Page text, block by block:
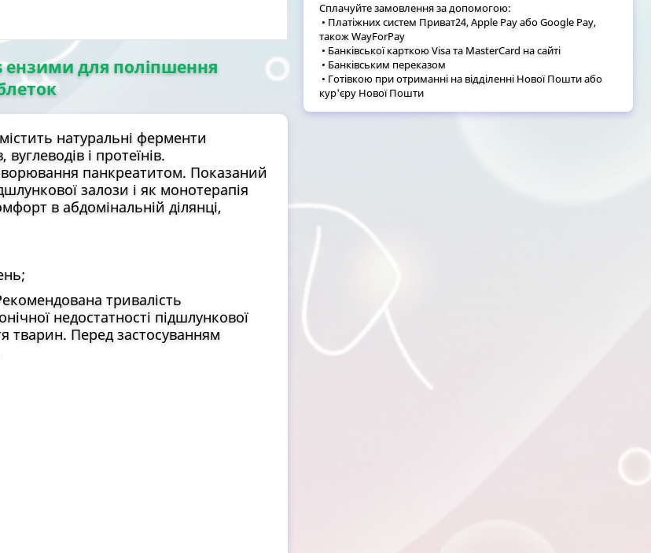
ензими для поліпшення
натуральні ферменти
і протеїнів.
панкреатитом. Показаний
залози і як монотерапія
в абдомінальній ділянці,
тривалість
недостатності підшлункової
тварин. Перед застосуванням
Сплачуйте замовлення за допомогою:
• Платіжних систем Приват24, Apple Pay або Google Pay,
також WayForPay
• Банківської карткою Visa та MasterCard на сайті
• Банківським переказом
• Готівкою при отриманні на відділенні Нової Пошти або
кур'єру Нової Пошти